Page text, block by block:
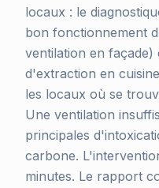
locaux : le
bon fonctionnement
ventilation en
d'extraction en
les locaux où se
Une ventilation
principales
carbone.
minutes. Le rapport